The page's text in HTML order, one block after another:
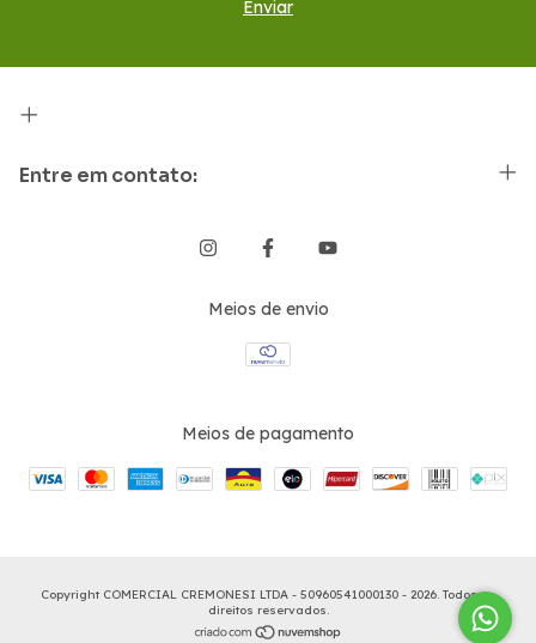
Entre em contato:
Meios de envio
Meios de pagamento
Copyright COMERCIAL CREMONESI LTDA - 50960541000130 - 2026. Todos os
direitos reservados.